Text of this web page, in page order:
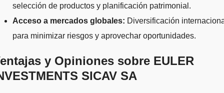
selección de productos y planificación patrimonial.
Acceso a mercados globales: Diversificación
para minimizar riesgos y aprovechar oportunidades.
y Opiniones sobre EULER
SICAV SA